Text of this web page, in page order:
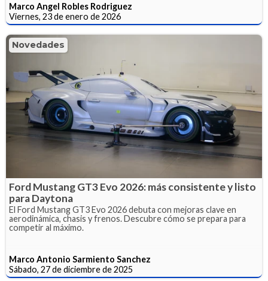
Marco Angel Robles Rodriguez
Viernes, 23 de enero de 2026
Novedades
Ford Mustang GT3 Evo 2026: más consistente y listo
para Daytona
El Ford Mustang GT3 Evo 2026 debuta con mejoras clave en
aerodinámica, chasis y frenos. Descubre cómo se prepara para
competir al máximo.
Marco Antonio Sarmiento Sanchez
Sábado, 27 de diciembre de 2025